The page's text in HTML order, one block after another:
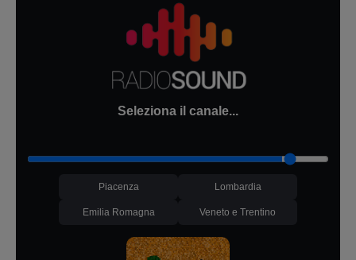
Seleziona il canale...
Piacenza Lombardia
Emilia Romagna Veneto e Trentino